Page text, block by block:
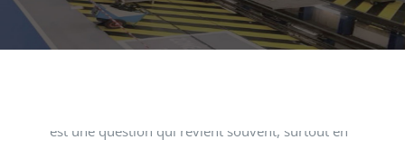
Quelle résine époxy choisir ?
est une question qui revient souvent, surtout en